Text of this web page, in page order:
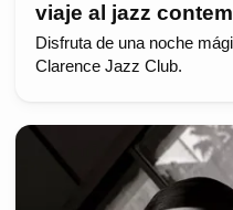
viaje al jazz
Disfruta de una noche
Clarence Jazz Club.